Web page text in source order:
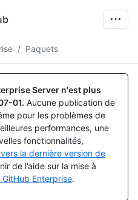
/ Paquets
Server n'est plus
01. Aucune publication de
pour les problèmes de
performances, une
fonctionnalités,
la dernière version de
de l’aide sur la mise à
Enterprise.